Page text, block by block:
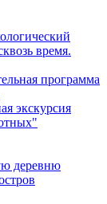
время.
программа
экскурсия
деревню